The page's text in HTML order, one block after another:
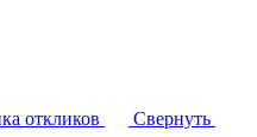
откликов Свернуть